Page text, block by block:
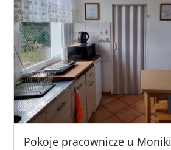
Pokoje pracownicze u Moniki